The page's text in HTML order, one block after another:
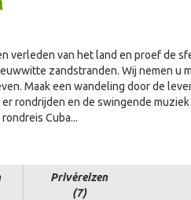
verleden van het land en proef de
zandstranden. Wij nemen u
Maak een wandeling door de
rondrijden en de swingende
Cuba...
Privéreizen
(7)